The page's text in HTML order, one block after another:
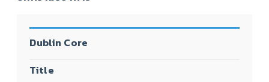
Dublin Core
Title